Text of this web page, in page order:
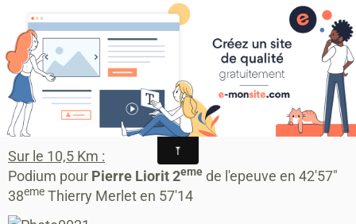
MONTAGRIER VTT-TRAIL
association montagrier sports loisirs
Hivernal trail du Bugue
Hivernal trail du Bugue
Sur le 10,5 Km :
Podium pour Pierre Liorit 2eme de l'epeuve en 42'57"
38eme Thierry Merlet en 57'14